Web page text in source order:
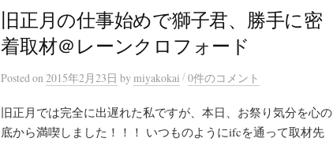
旧正月の仕事始めで獅子君、勝手に密
着取材＠レーンクロフォード
Posted on 2015年2月23日 by miyakokai /0件のコメント
旧正月では完全に出遅れた私ですが、本日、お祭り気分を心の
底から満喫しました！！！ いつものようにifcを通って取材先